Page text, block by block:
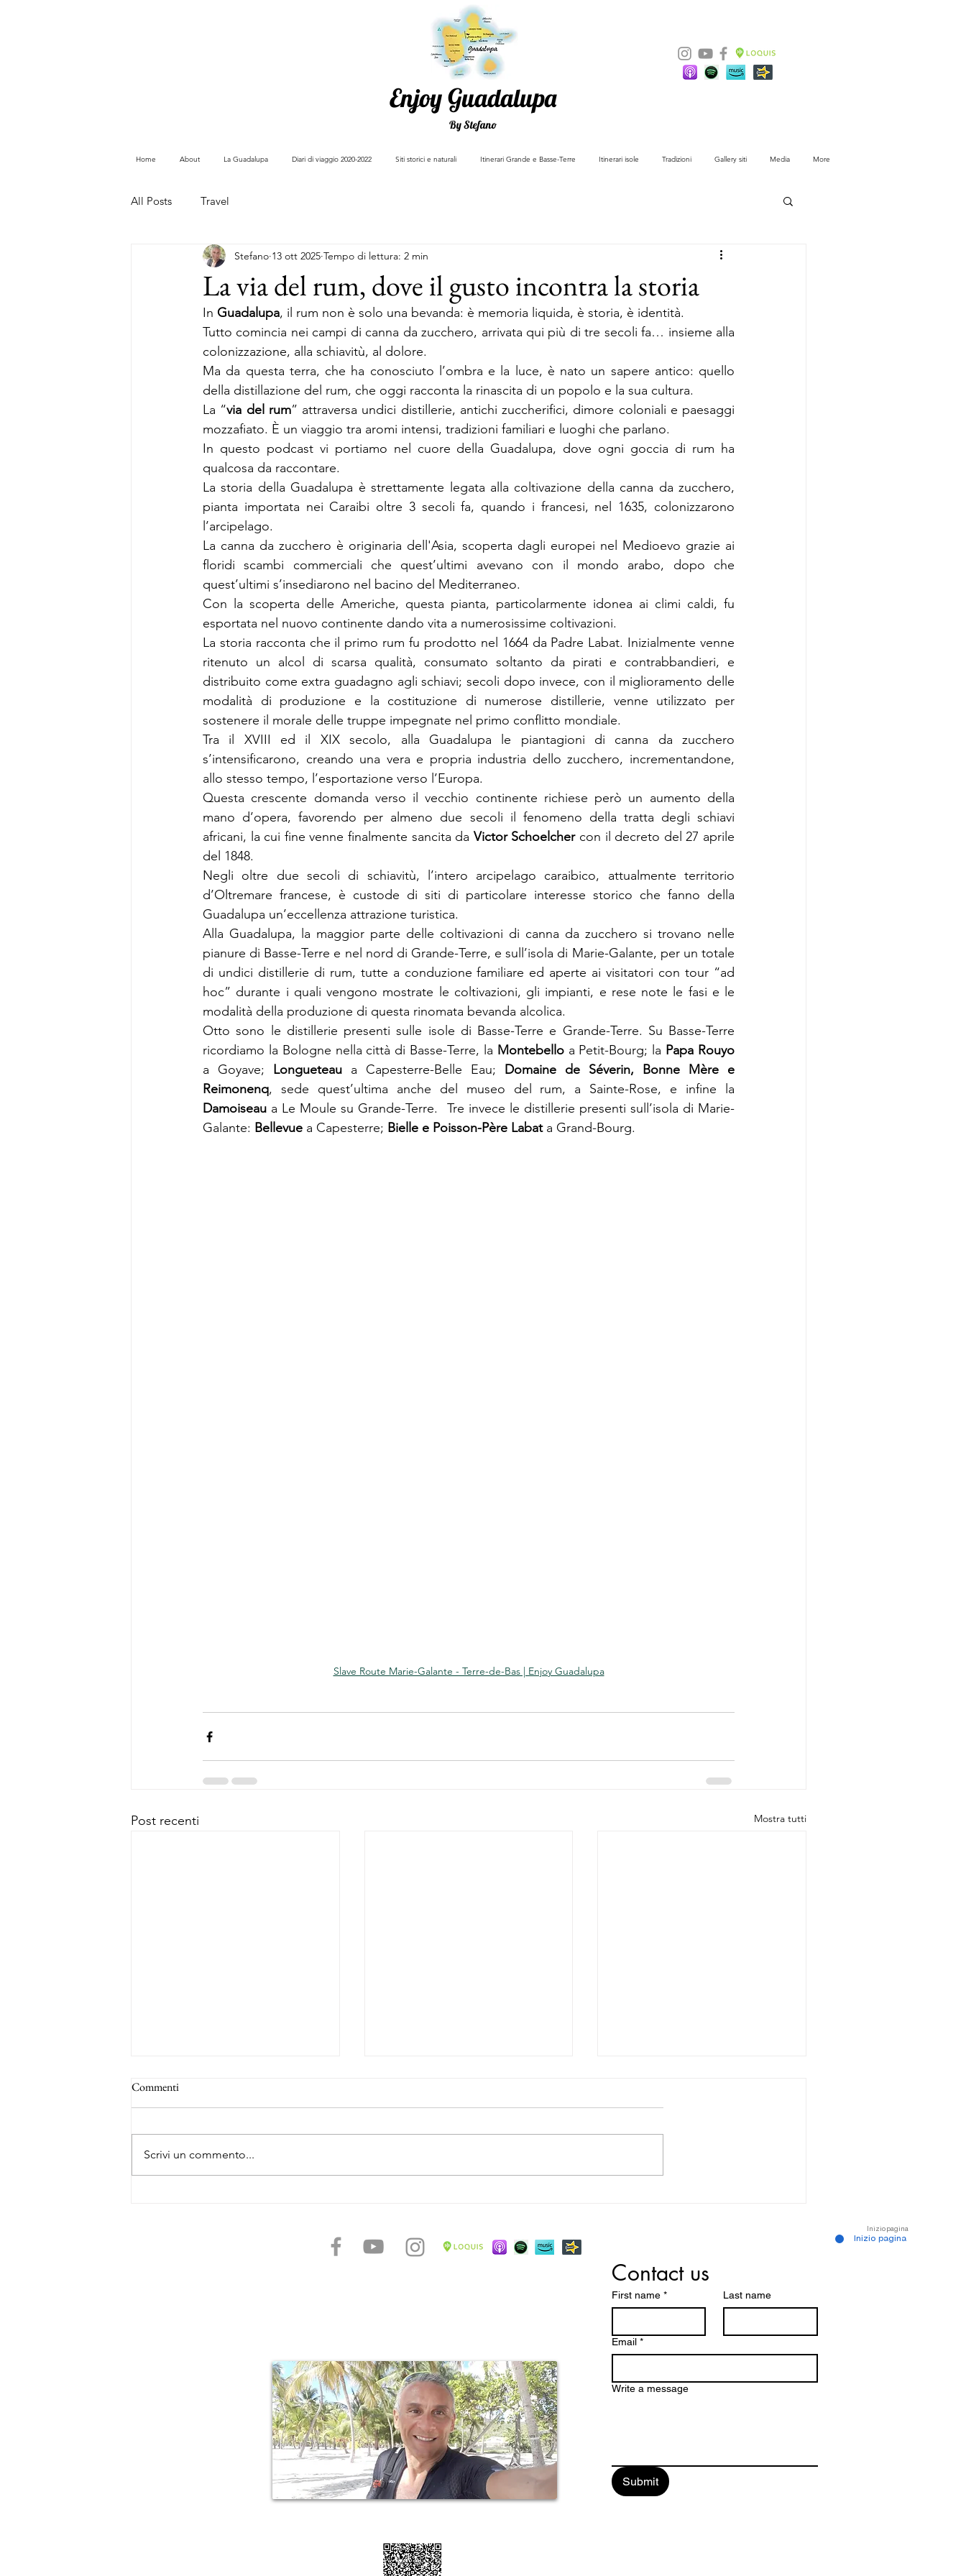
Enjoy Guadalupa
By Stefano
Home About La Guadalupa Diari di viaggio 2020-2022 Siti storici e naturali Itinerari Grande e Basse-Terre Itinerari isole Tradizioni Gallery siti Media More
All Posts Travel
La via del rum, dove il gusto incontra la storia
Stefano 13 ott 2025 Tempo di lettura: 2 min
In Guadalupa, il rum non è solo una bevanda: è memoria liquida, è storia, è identità.
Tutto comincia nei campi di canna da zucchero, arrivata qui più di tre secoli fa… insieme alla
colonizzazione, alla schiavitù, al dolore.
Ma da questa terra, che ha conosciuto l’ombra e la luce, è nato un sapere antico: quello
della distillazione del rum, che oggi racconta la rinascita di un popolo e la sua cultura.
La “via del rum” attraversa undici distillerie, antichi zuccherifici, dimore coloniali e paesaggi
mozzafiato. È un viaggio tra aromi intensi, tradizioni familiari e luoghi che parlano.
In questo podcast vi portiamo nel cuore della Guadalupa, dove ogni goccia di rum ha
qualcosa da raccontare.
La storia della Guadalupa è strettamente legata alla coltivazione della canna da zucchero,
pianta importata nei Caraibi oltre 3 secoli fa, quando i francesi, nel 1635, colonizzarono
l’arcipelago.
La canna da zucchero è originaria dell'Asia, scoperta dagli europei nel Medioevo grazie ai
floridi scambi commerciali che quest’ultimi avevano con il mondo arabo, dopo che
quest’ultimi s’insediarono nel bacino del Mediterraneo.
Con la scoperta delle Americhe, questa pianta, particolarmente idonea ai climi caldi, fu
esportata nel nuovo continente dando vita a numerosissime coltivazioni.
La storia racconta che il primo rum fu prodotto nel 1664 da Padre Labat. Inizialmente venne
ritenuto un alcol di scarsa qualità, consumato soltanto da pirati e contrabbandieri, e
distribuito come extra guadagno agli schiavi; secoli dopo invece, con il miglioramento delle
modalità di produzione e la costituzione di numerose distillerie, venne utilizzato per
sostenere il morale delle truppe impegnate nel primo conflitto mondiale.
Tra il XVIII ed il XIX secolo, alla Guadalupa le piantagioni di canna da zucchero
s’intensificarono, creando una vera e propria industria dello zucchero, incrementandone,
allo stesso tempo, l’esportazione verso l’Europa.
Questa crescente domanda verso il vecchio continente richiese però un aumento della
mano d’opera, favorendo per almeno due secoli il fenomeno della tratta degli schiavi
africani, la cui fine venne finalmente sancita da Victor Schoelcher con il decreto del 27 aprile
del 1848.
Negli oltre due secoli di schiavitù, l’intero arcipelago caraibico, attualmente territorio
d’Oltremare francese, è custode di siti di particolare interesse storico che fanno della
Guadalupa un’eccellenza attrazione turistica.
Alla Guadalupa, la maggior parte delle coltivazioni di canna da zucchero si trovano nelle
pianure di Basse-Terre e nel nord di Grande-Terre, e sull’isola di Marie-Galante, per un totale
di undici distillerie di rum, tutte a conduzione familiare ed aperte ai visitatori con tour “ad
hoc” durante i quali vengono mostrate le coltivazioni, gli impianti, e rese note le fasi e le
modalità della produzione di questa rinomata bevanda alcolica.
Otto sono le distillerie presenti sulle isole di Basse-Terre e Grande-Terre. Su Basse-Terre
ricordiamo la Bologne nella città di Basse-Terre, la Montebello a Petit-Bourg; la Papa Rouyo
a Goyave; Longueteau a Capesterre-Belle Eau; Domaine de Séverin, Bonne Mère e
Reimonenq
Damoiseau a Le Moule su Grande-Terre. ​ Tre invece le distillerie presenti sull’isola di Marie-
Galante: Bellevue a Capesterre; Bielle e Poisson-Père Labat a Grand-Bourg.
Slave Route Marie-Galante - Terre-de-Bas | Enjoy Guadalupa
Post recenti Mostra tutti
Commenti
Scrivi un commento...
Inizio pagina
Contact us
First name * Last name
Email *
Write a message
Submit
Inizio pagina